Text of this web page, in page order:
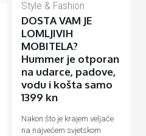
Style & Fashion
DOSTA VAM JE
LOMLJIVIH
MOBITELA?
Hummer je otporan
na udarce, padove,
vodu i košta samo
1399 kn
Nakon što je krajem veljače
na najvećem svjetskom